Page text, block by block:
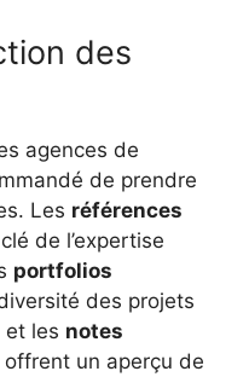
des
agences de
de prendre
Les références
de l’expertise
portfolios
des projets
et les notes
offrent un aperçu de